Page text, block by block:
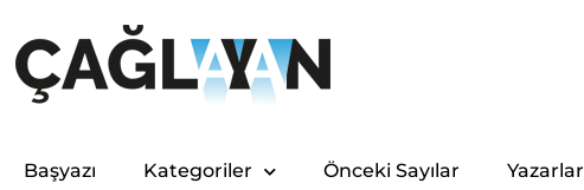
Başyazı Kategoriler Önceki Sayılar Yazarlar